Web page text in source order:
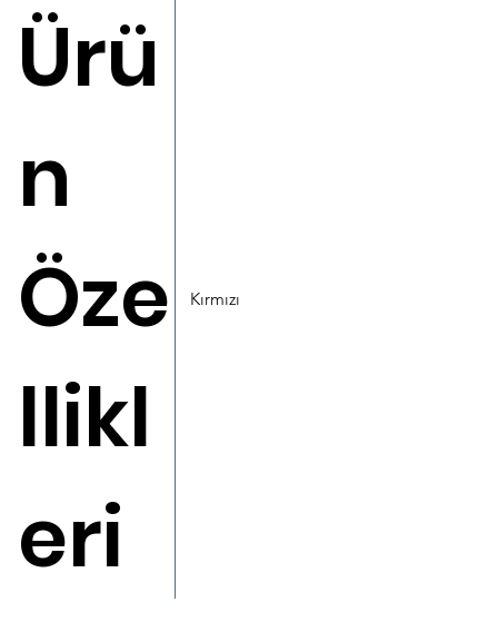
Ürü
n
Öze
llikl
eri
Kırmızı